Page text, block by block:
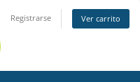
Registrarse Ver carrito